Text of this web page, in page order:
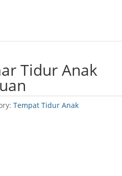
Tidur Anak
Tempat Tidur Anak